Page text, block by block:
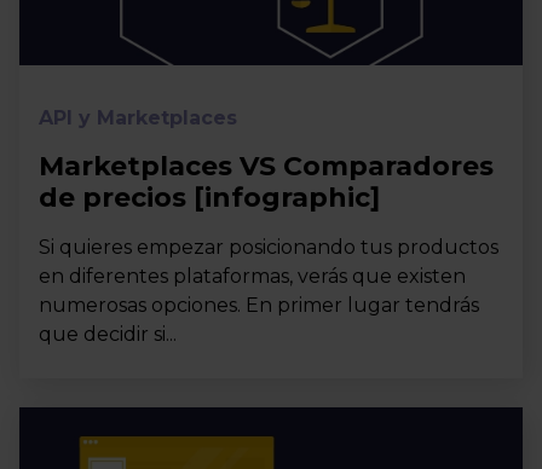
API y Marketplaces
Marketplaces VS Comparadores
de precios [infographic]
Si quieres empezar posicionando tus productos
en diferentes plataformas, verás que existen
numerosas opciones. En primer lugar tendrás
que decidir si...